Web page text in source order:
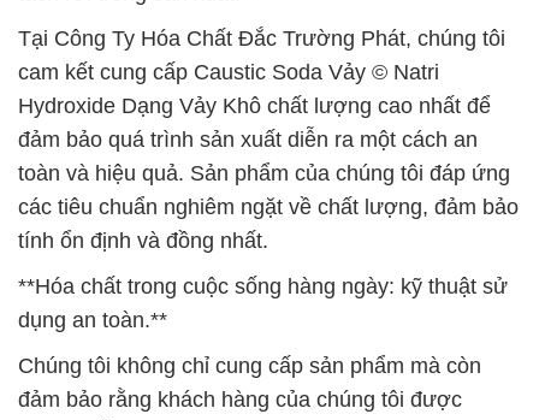
Tại Công Ty Hóa Chất Đắc Trường Phát, chúng tôi
cam kết cung cấp Caustic Soda Vảy © Natri
Hydroxide Dạng Vảy Khô chất lượng cao nhất để
đảm bảo quá trình sản xuất diễn ra một cách an
toàn và hiệu quả. Sản phẩm của chúng tôi đáp ứng
các tiêu chuẩn nghiêm ngặt về chất lượng, đảm bảo
tính ổn định và đồng nhất.
**Hóa chất trong cuộc sống hàng ngày: kỹ thuật sử
dụng an toàn.**
Chúng tôi không chỉ cung cấp sản phẩm mà còn
đảm bảo rằng khách hàng của chúng tôi được